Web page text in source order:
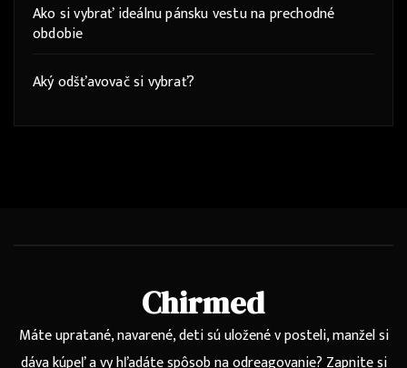
Ako si vybrať ideálnu pánsku vestu na prechodné
obdobie
Aký odšťavovač si vybrať?
Chirmed
Máte upratané, navarené, deti sú uložené v posteli, manžel si
dáva kúpeľ a vy hľadáte spôsob na odreagovanie? Zapnite si